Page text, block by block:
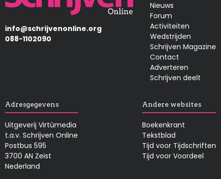
info@schrijvenonline.org
088-1102090
Nieuws
Forum
Activiteiten
Wedstrijden
Schrijven Magazine
Contact
Adverteren
Schrijven deelt
Adresgegevens
Uitgeverij Virtùmedia
t.a.v. Schrijven Online
Postbus 595
3700 AN Zeist
Nederland
Andere websites
Boekenkrant
Tekstblad
Tijd voor Tijdschriften
Tijd voor Voordeel